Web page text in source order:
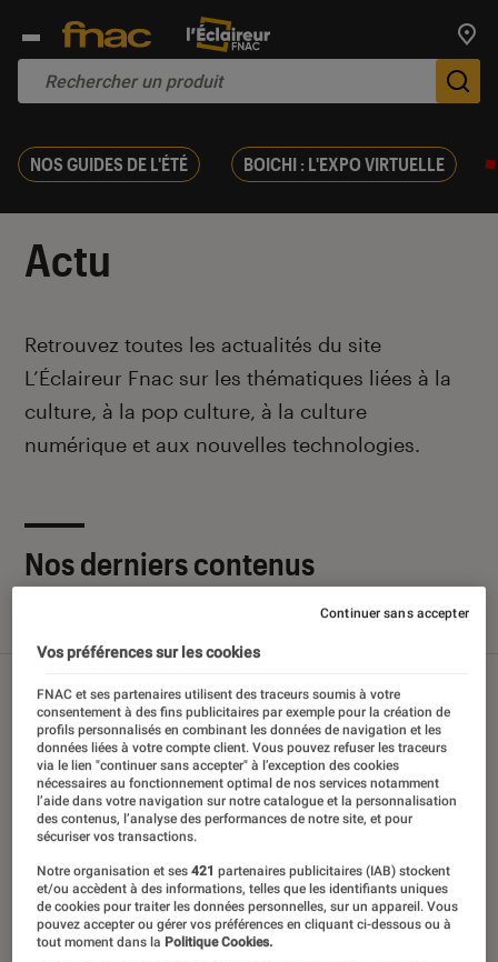
NOS GUIDES DE L'ÉTÉ BOICHI : L'EXPO VIRTUELLE
Actu
Introduction
Retrouvez toutes les actualités du site
L’Éclaireur Fnac sur les thématiques liées à la
culture, à la pop culture, à la culture
numérique et aux nouvelles technologies.
Nos derniers contenus
Vos préférences sur les cookies
FNAC et ses partenaires utilisent des traceurs soumis à votre
consentement à des fins publicitaires par exemple pour la création de
profils personnalisés en combinant les données de navigation et les
données liées à votre compte client. Vous pouvez refuser les traceurs
via le lien "continuer sans accepter" à l’exception des cookies
nécessaires au fonctionnement optimal de nos services notamment
l’aide dans votre navigation sur notre catalogue et la personnalisation
des contenus, l’analyse des performances de notre site, et pour
sécuriser vos transactions.
Notre organisation et ses421 partenaires publicitaires (IAB) stockent
et/ou accèdent à des informations, telles que les identifiants uniques
de cookies pour traiter les données personnelles, sur un appareil. Vous
pouvez accepter ou gérer vos préférences en cliquant ci-dessous ou à
tout moment dans la Politique Cookies.
Continuer sans accepter